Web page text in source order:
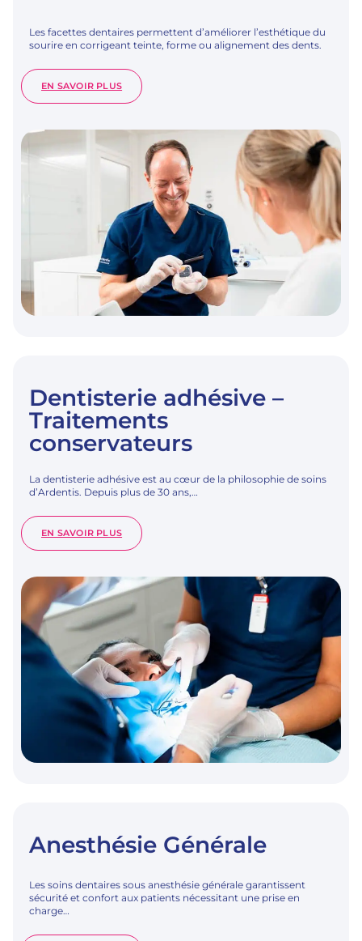
Les facettes dentaires permettent d’améliorer l’esthétique du
sourire en corrigeant teinte, forme ou alignement des dents.
EN SAVOIR PLUS:
FACETTES
Dentisterie adhésive –
Traitements
conservateurs
La dentisterie adhésive est au cœur de la philosophie de soins
d’Ardentis. Depuis plus de 30 ans,…
EN SAVOIR PLUS:
DENTISTERIE
TRAITEMENTS
CONSERVATEURS
Anesthésie Générale
Les soins dentaires sous anesthésie générale garantissent
sécurité et confort aux patients nécessitant une prise en
charge…